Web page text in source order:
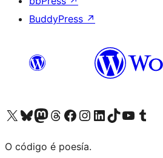
BuddyPress ↗
Visita la cuenta de X (anteriormente Twitter)
Visita a nosa conta de Bluesky
Visita a nosa conta de Mastodon
Visita a nosa conta de Threads
Visita a nosa páxina de Facebook
Visita a nosa conta de Instagram
Visita a nosa conta de LinkedIn
Visita a nosa conta de TikTok
Visita a nosa canle de
Visita a nosa
O código é poesía.